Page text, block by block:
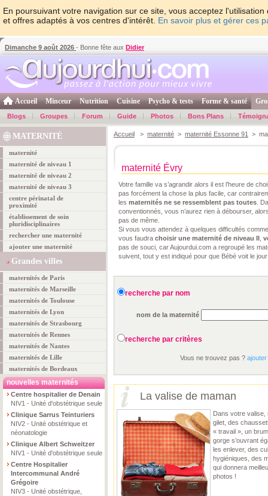
En poursuivant votre navigation sur ce site, vous acceptez
et offres adaptés à vos centres d'intérêt. En savoir plus et gérer ces
Dimanche 9 août 2026 - Bonne fête aux Didier
Accueil Minceur Nutrition Cuisine Psycho & tests Forme & santé
Blogs Groupes Forum Guide Photos Bons Plans
MATERNITÉ
maternité
maternité de niveau 1
maternité de niveau 2
maternité de niveau 3
centre périnatal de
proximité
établissement de soin
pluridisciplinaires
rechercher une maternité
ajouter une maternité
Grandes villes
maternités de Paris
maternités de Marseille
maternités de Toulouse
maternités de Lyon
maternités de Strasbourg
maternités de Rennes
maternités de Nantes
maternités de Lille
maternités de Bordeaux
nouvelles maternités
Centre hospitalier de Denain
NIV1 - Unité d'obstétrique seule
Clinique Sarrus Teinturiers
NIV2 - Unité obstétrique et
néonatologie
Clinique Albert Schweitzer
NIV1 - Unité d'obstétrique seule
Centre Hospitalier
Intercommunal André
Grégoire
NIV3 - Unité obstétrique,
Accueil > maternité > maternité Essonne 91 >
maternité Évry
Votre famille va s’agrandir alors il est l’heure de
pas forcément la chose la plus facile, car
les maternités ne se ressemblent pas toutes .
conventionnés, vous n’aurez rien à débourser,
pas de même.
Si vous vous attendez à quelques difficultés
vous faudra choisir une maternité de niveau II
pas de souci, car Aujourdui.com a regroupé les
suivent, tout y est indiqué pour que Bébé voit le
recherche par nom
nom de la maternité
recherche par critères
Vous ne trouvez pas ?
La valise de maman
Dans votre valise,
gilet, des
« travail », un
gorge s’ouvrant
les enlever, des
hygiéniques, des
qui donnera
photos !